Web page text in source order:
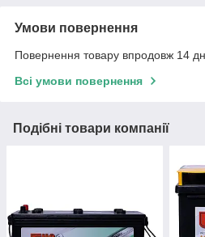
Умови повернення
Повернення товару впродовж 14
Всі умови повернення
Подібні товари компанії